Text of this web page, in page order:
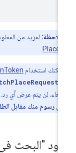
ملاحظة:لمزيد من
.
يمكنك استخدام
FetchPlaceRequest
لن يتم عرض أي رد. لا
رسوم منك مقابل الطلب
"البحث في